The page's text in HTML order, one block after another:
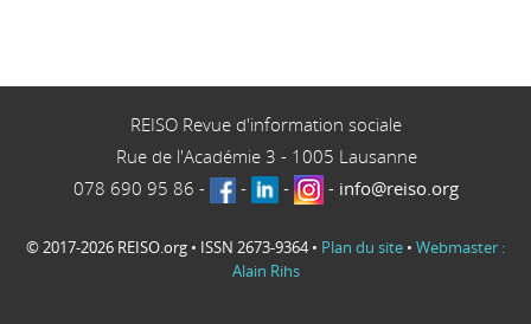
REISO Revue d'information sociale
Rue de l'Académie 3 - 1005 Lausanne
078 690 95 86 - - - - info@reiso.org
© 2017-2026 REISO.org • ISSN 2673-9364 • Plan du site • Webmaster :
Alain Rihs